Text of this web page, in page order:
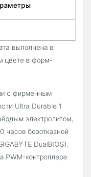
выполнена в
цвете в форм-
с фирменным
Ultra Durable 1
электролитом,
часов безотказной
DualBIOS).
PWM-контроллере